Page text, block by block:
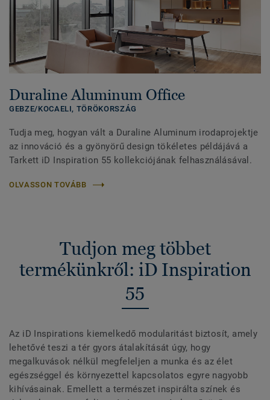
Duraline Aluminum Office
GEBZE/KOCAELI, TÖRÖKORSZÁG
Tudja meg, hogyan vált a Duraline Aluminum irodaprojektje
az innováció és a gyönyörű design tökéletes példájává a
Tarkett iD Inspiration 55 kollekciójának felhasználásával.
OLVASSON TOVÁBB
Tudjon meg többet
termékünkről: iD Inspiration
55
Az iD Inspirations kiemelkedő modularitást biztosít, amely
lehetővé teszi a tér gyors átalakítását úgy, hogy
megalkuvások nélkül megfeleljen a munka és az élet
egészséggel és környezettel kapcsolatos egyre nagyobb
kihívásainak. Emellett a természet inspirálta színek és